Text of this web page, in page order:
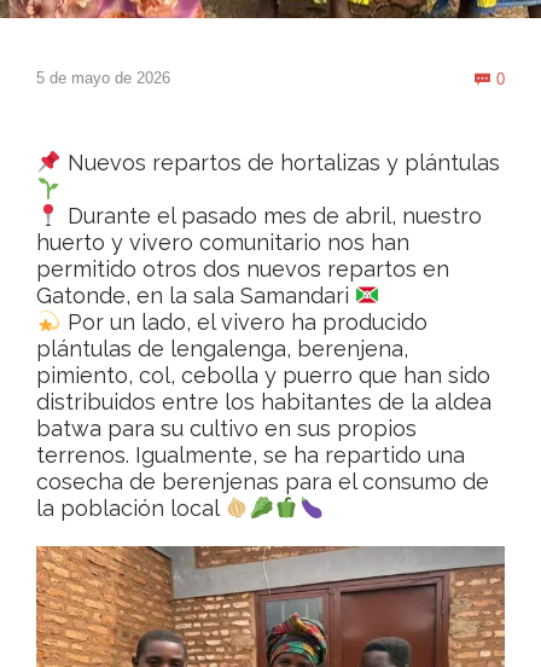
5 de mayo de 2026  0
Nuevos repartos de hortalizas y plántulas
Durante el pasado mes de abril, nuestro
huerto y vivero comunitario nos han
permitido otros dos nuevos repartos en
Gatonde, en la sala Samandari
Por un lado, el vivero ha producido
plántulas de lengalenga, berenjena,
pimiento, col, cebolla y puerro que han sido
distribuidos entre los habitantes de la aldea
batwa para su cultivo en sus propios
terrenos. Igualmente, se ha repartido una
cosecha de berenjenas para el consumo de
la población local